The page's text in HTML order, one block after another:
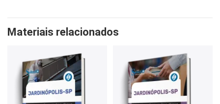
Materiais relacionados